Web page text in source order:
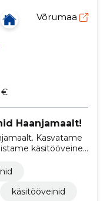
Võrumaa
€
Haanjamaalt!
Kasvatame
käsitööveine.
ka e-poest ning
ja vaadata,
käsitööveinid